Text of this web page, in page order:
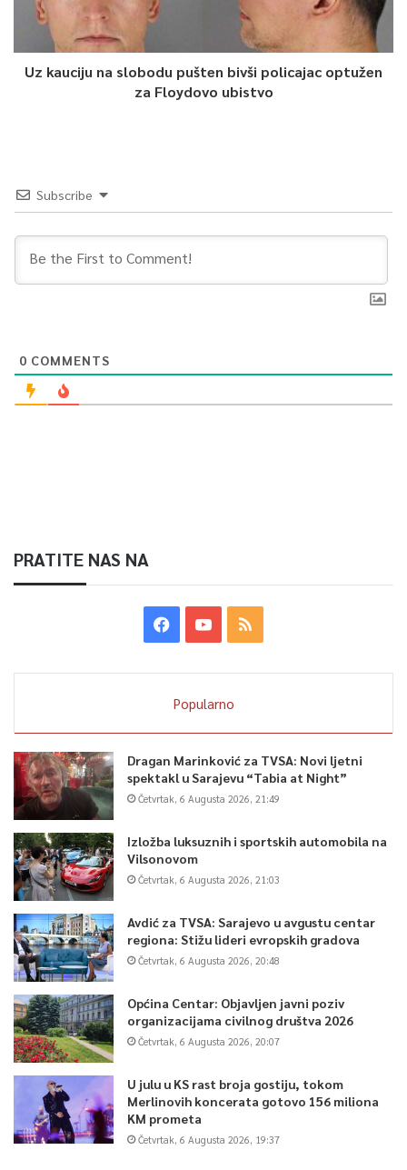
Uz kauciju na slobodu pušten bivši policajac optužen
za Floydovo ubistvo
Subscribe
0 COMMENTS
PRATITE NAS NA
Popularno
Dragan Marinković za TVSA: Novi ljetni
spektakl u Sarajevu “Tabia at Night”
Četvrtak, 6 Augusta 2026, 21:49
Izložba luksuznih i sportskih automobila na
Vilsonovom
Četvrtak, 6 Augusta 2026, 21:03
Avdić za TVSA: Sarajevo u avgustu centar
regiona: Stižu lideri evropskih gradova
Četvrtak, 6 Augusta 2026, 20:48
Općina Centar: Objavljen javni poziv
organizacijama civilnog društva 2026
Četvrtak, 6 Augusta 2026, 20:07
U julu u KS rast broja gostiju, tokom
Merlinovih koncerata gotovo 156 miliona
KM prometa
Četvrtak, 6 Augusta 2026, 19:37